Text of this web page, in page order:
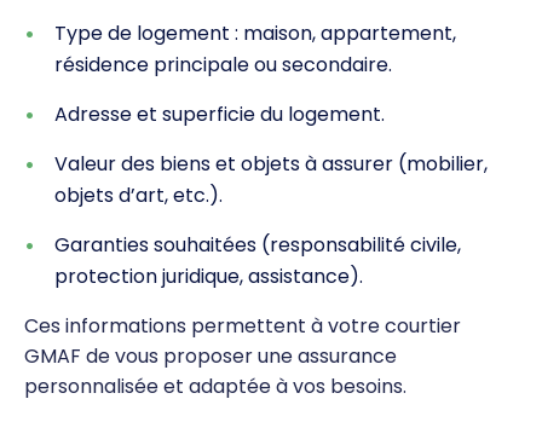
Type de logement : maison, appartement,
résidence principale ou secondaire.
Adresse et superficie du logement.
Valeur des biens et objets à assurer (mobilier,
objets d’art, etc.).
Garanties souhaitées (responsabilité civile,
protection juridique, assistance).
Ces informations permettent à votre courtier
GMAF de vous proposer une assurance
personnalisée et adaptée à vos besoins.